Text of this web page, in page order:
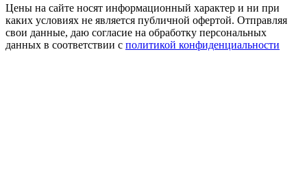
Цены на сайте носят информационный характер и ни при
каких условиях не является публичной офертой. Отправляя
свои данные, даю согласие на обработку персональных
данных в соответствии с политикой конфиденциальности